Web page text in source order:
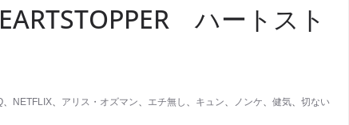
ハートスト
NETFLIX アリス・オズマン エチ無し キュン ノンケ 健気
切ない